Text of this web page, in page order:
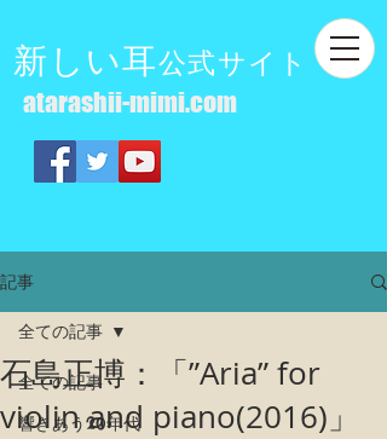
新しい耳公式サイト
atarashii-mimi.com
記事
全ての記事
響きあう20年代
全ての記事
石島正博：「”Aria” for
violin and piano(2016)」